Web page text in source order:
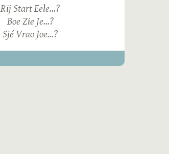
Rij Start Eele...?
Boe Zie Je...?
Sjé Vrao Joe...?